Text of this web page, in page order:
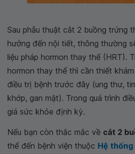
Sau phẫu thuật cắt 2 buồng trứng
hưởng đến nội tiết, thông thường
liệu pháp hormon thay thế (HRT).
hormon thay thế thì cần thiết
điều trị bệnh trước đây (ung thư,
khớp, gan mật). Trong quá trình
giá sức khỏe định kỳ.
Nếu bạn còn thắc mắc về cắt 2
thể đến bệnh viện thuộc Hệ